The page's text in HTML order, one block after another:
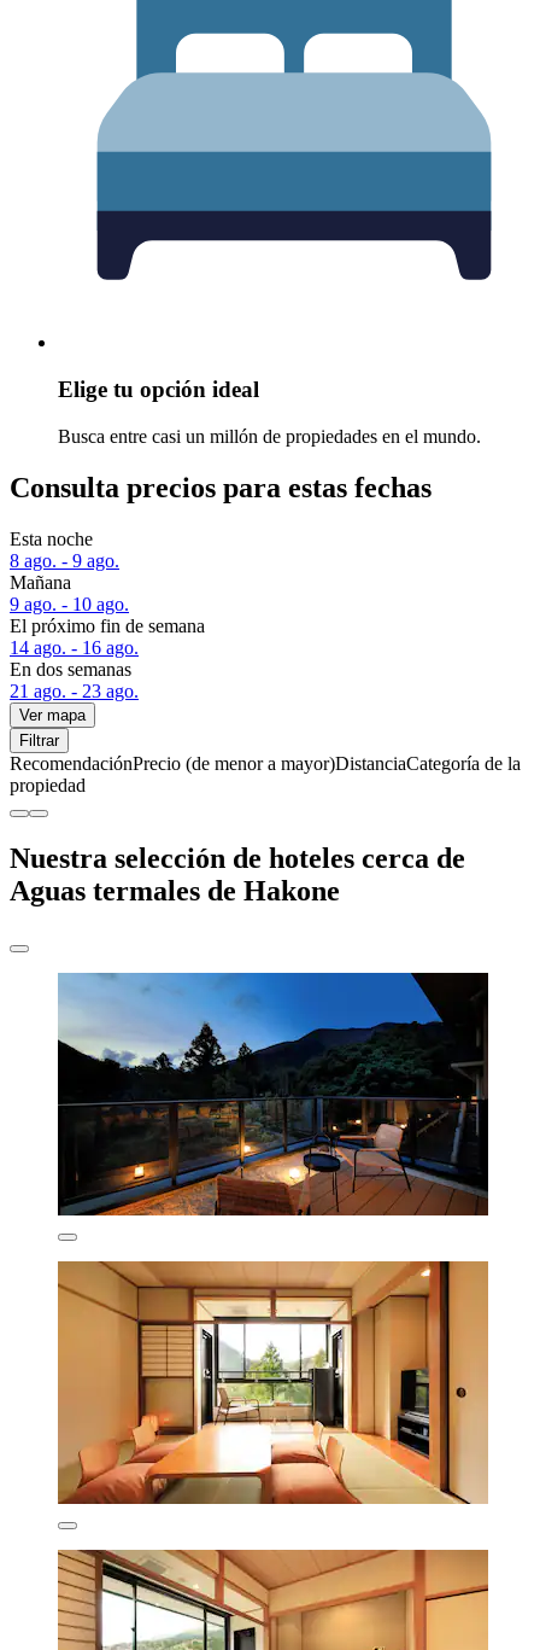
Elige tu opción ideal
Busca entre casi un millón de propiedades en el mundo.
Consulta precios para estas fechas
Esta noche
8 ago. - 9 ago.
Mañana
9 ago. - 10 ago.
El próximo fin de semana
14 ago. - 16 ago.
En dos semanas
21 ago. - 23 ago.
Ver mapa
Filtrar
RecomendaciónPrecio (de menor a mayor)DistanciaCategoría de la
propiedad
Nuestra selección de hoteles cerca de
Aguas termales de Hakone